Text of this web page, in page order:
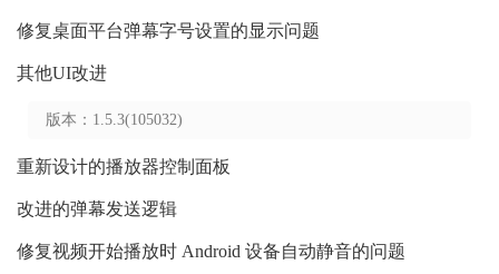
修复桌面平台弹幕字号设置的显示问题
其他UI改进
版本：1.5.3(105032)
重新设计的播放器控制面板
改进的弹幕发送逻辑
修复视频开始播放时 Android 设备自动静音的问题